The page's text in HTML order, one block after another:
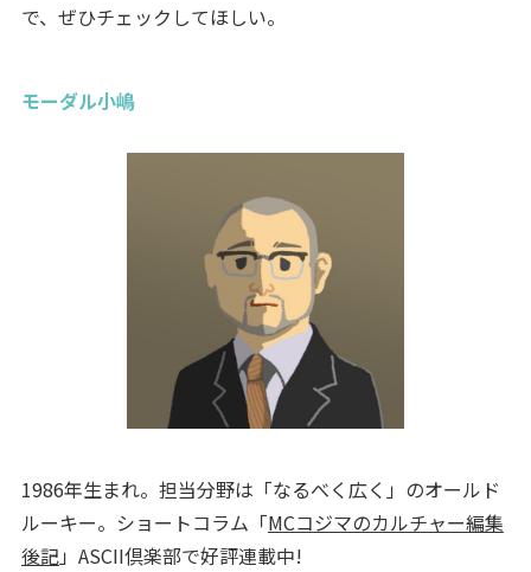
で、ぜひチェックしてほしい。
モーダル小嶋
1986年生まれ。担当分野は「なるべく広く」のオールド
ルーキー。ショートコラム「MCコジマのカルチャー編集
後記」ASCII倶楽部で好評連載中!